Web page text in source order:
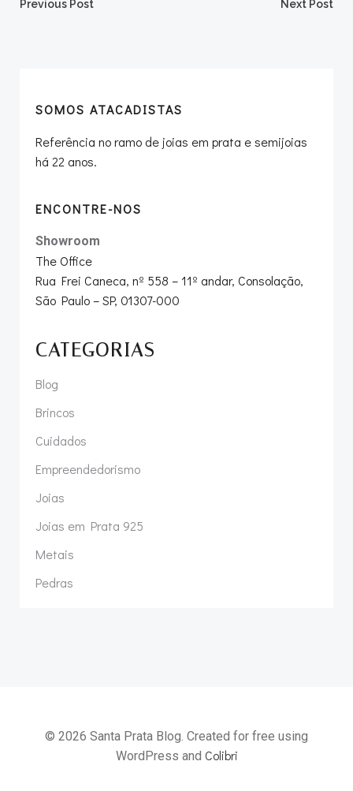
Post
Previous Post Next Post
SOMOS ATACADISTAS
Referência no ramo de joias em prata e semijoias
há 22 anos.
ENCONTRE-NOS
Showroom
The Office
Rua Frei Caneca, nº 558 – 11º andar, Consolação,
São Paulo – SP, 01307-000
CATEGORIAS
Blog
Brincos
Cuidados
Empreendedorismo
Joias
Joias em Prata 925
Metais
Pedras
© 2026 Santa Prata Blog. Created for free using
WordPress and Colibri